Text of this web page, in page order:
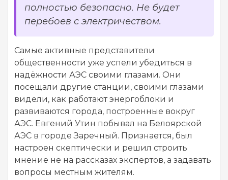
полностью безопасно. Не будет
перебоев с электричеством.
Самые активные представители
общественности уже успели убедиться в
надёжности АЭС своими глазами. Они
посещали другие станции, своими глазами
видели, как работают энергоблоки и
развиваются города, построенные вокруг
АЭС. Евгений Утин побывал на Белоярской
АЭС в городе Заречный. Признается, был
настроен скептически и решил строить
мнение не на рассказах экспертов, а задавать
вопросы местным жителям.